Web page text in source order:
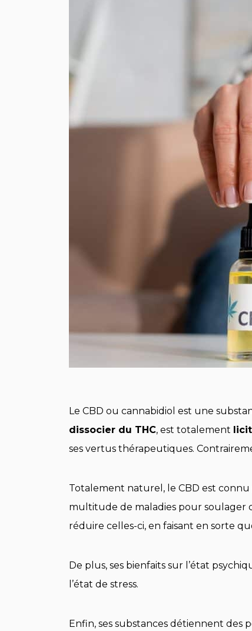
Le CBD ou cannabidiol est une
dissocier du THC, est totalement
ses vertus thérapeutiques.
Totalement naturel, le CBD est connu
multitude de maladies pour soulager
réduire celles-ci, en faisant en sorte
De plus, ses bienfaits sur l’état
l’état de stress.
Enfin, ses substances détiennent des